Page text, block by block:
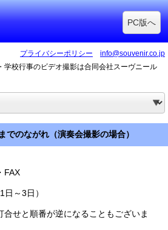
PC版へ
プライバシーポリシー
info@souvenir.co.jp
学校行事のビデオ撮影は合同会社スーヴニール
でのながれ（演奏会撮影の場合）
）
合せと順番が逆になることもございま